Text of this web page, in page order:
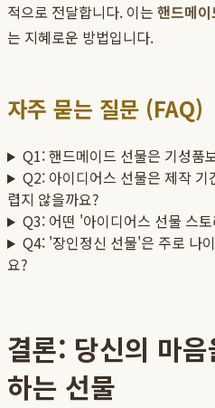
적으로 전달합니다. 이는 핸드메이
는 지혜로운 방법입니다.
자주 묻는 질문 (FAQ)
Q1: 핸드메이드 선물은 기성품
Q2: 아이디어스 선물은 제작
렵지 않을까요?
Q3: 어떤 '아이디어스 선물 스
Q4: '장인정신 선물'은 주로 나
요?
결론: 당신의 마
하는 선물